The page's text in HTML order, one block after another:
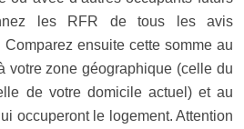
les RFR de tous les avis
Comparez ensuite cette somme au
votre zone géographique (celle du
de votre domicile actuel) et au
occuperont le logement. Attention